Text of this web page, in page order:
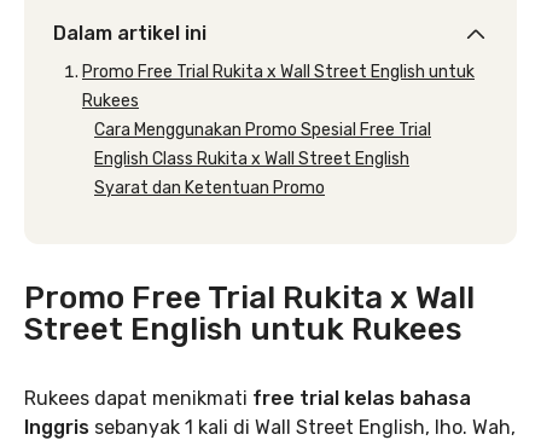
Dalam artikel ini
Promo Free Trial Rukita x Wall Street English untuk
Rukees
Cara Menggunakan Promo Spesial Free Trial
English Class Rukita x Wall Street English
Syarat dan Ketentuan Promo
Promo Free Trial Rukita x Wall
Street English untuk Rukees
Rukees dapat menikmati free trial kelas bahasa
Inggris sebanyak 1 kali di Wall Street English, lho. Wah,